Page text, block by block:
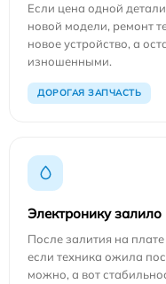
Если цена одной
новой модели, ремонт
новое устройство, а
изношенными.
ДОРОГАЯ ЗАПЧАСТЬ
Электронику залило
После залития на
если техника ожила
можно, а вот